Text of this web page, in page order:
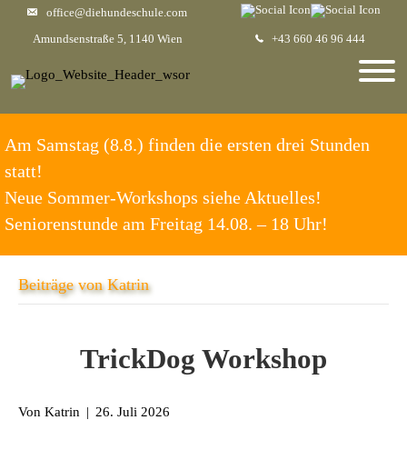
office@diehundeschule.com
+43 660 46 96 444
Amundsenstraße 5, 1140 Wien
Am Samstag (8.8.) finden die ersten drei Stunden
statt!
Neue Sommer-Workshops siehe Aktuelles!
Seniorenstunde am Freitag 14.08. – 18 Uhr!
Beiträge von Katrin
TrickDog Workshop
Von Katrin | 26. Juli 2026